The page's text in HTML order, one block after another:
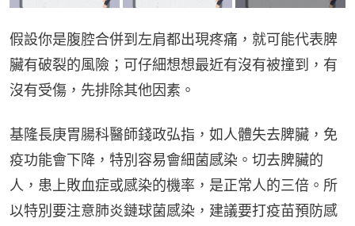
假設你是腹腔合併到左肩都出現疼痛，就可能代表脾
臟有破裂的風險；可仔細想想最近有沒有被撞到，有
沒有受傷，先排除其他因素。
基隆長庚胃腸科醫師錢政弘指，如人體失去脾臟，免
疫功能會下降，特別容易會細菌感染。切去脾臟的
人，患上敗血症或感染的機率，是正常人的三倍。所
以特別要注意肺炎鏈球菌感染，建議要打疫苗預防感